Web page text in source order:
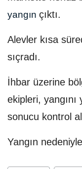
yangın çıktı.
Alevler kısa
sıçradı.
İhbar üzerine
ekipleri, yangını
sonucu kontrol
Yangın